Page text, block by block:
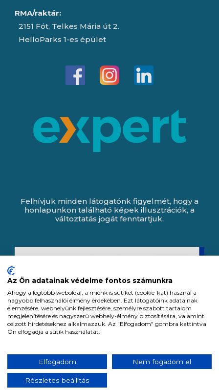
RMA/raktár:
2151 Fót, Telkes Mária út 2.
HelloParks 1-es épület
Felhívjuk minden látogatónk figyelmét, hogy a
honlapunkon található képek illusztrációk, a
változtatás jogát fenntartjuk.
Minden jog fenntartva. All rights reserved.
Tervezte és készítette:
Az Ön adatainak védelme fontos számunkra
Ahogy a legtöbb weboldal, a miénk is sütiket (cookie-kat) használ a
nagyobb felhasználói élmény érdekében. Ezt látogatóink adatainak
elemzésére, webhelyünk fejlesztésére, személyre szabott tartalom
megjelenítésére és nagyszerű webhely-élmény biztosítására, valamint
célzott hirdetésekhez alkalmazzuk. Az "Elfogadom" gombra kattintva
Ön elfogadja a sütik használatát.
Elfogadom Nem fogadom el
Részletes beállítás